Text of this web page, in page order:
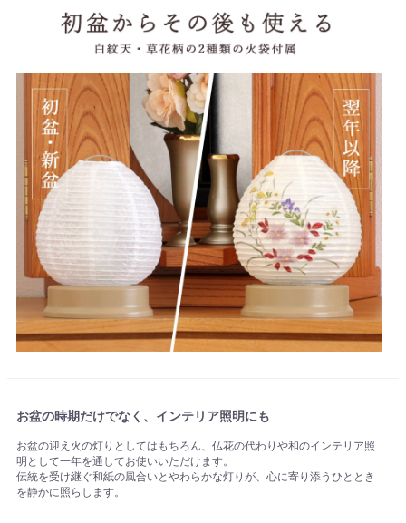
お盆の時期だけでなく、インテリア照明にも
お盆の迎え火の灯りとしてはもちろん、仏花の代わりや和のインテリア照
明として一年を通してお使いいただけます。
伝統を受け継ぐ和紙の風合いとやわらかな灯りが、心に寄り添うひととき
を静かに照らします。